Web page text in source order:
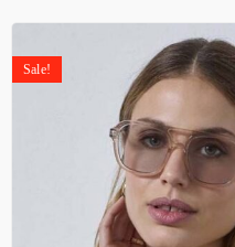
Sale!